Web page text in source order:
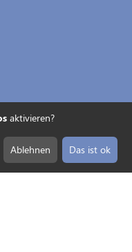
aktivieren?
Ablehnen Das ist ok